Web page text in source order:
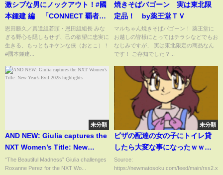
激シブな男にノックアウト！#國
本鍾建 編 「CONNECT 覇者へ
の道」7･8･9
恩田勝久／真道組若頭・恩田組組長 みな
ぎる野心を隠しもせず、己の欲望に忠実に
生きる、もっともキケンな侠（おとこ）！
#國本鍾建...
焼きそばバゴーン 実は東北限
定品！ by薬王堂ＴＶ
マルちゃん焼きそばバゴーン！ 薬王堂に
お越しの皆様にとってはチラシなどでもお
なじみですが、 実は東北限定の商品なん
です！ ご存知でした？...
未分類
AND NEW: Giulia captures the
NXT Women’s Title: New
Year’s Evil 2025 highlights
“The Beautiful Madness” Giulia challenges
Roxanne Perez for the NXT Wo...
未分類
ピザの配達の女の子にトイレ貸
したら大変な事になったｗｗｗ
ｗｗｗｗｗｗｗｗｗｗ
Source:
https://newmatosoku.com/feed/main/